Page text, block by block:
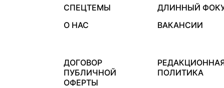
СПЕЦТЕМЫ
ДЛИННЫЙ
О НАС
ВАКАНСИИ
ДОГОВОР
ПУБЛИЧНОЙ
ОФЕРТЫ
ПОЛИТИКА